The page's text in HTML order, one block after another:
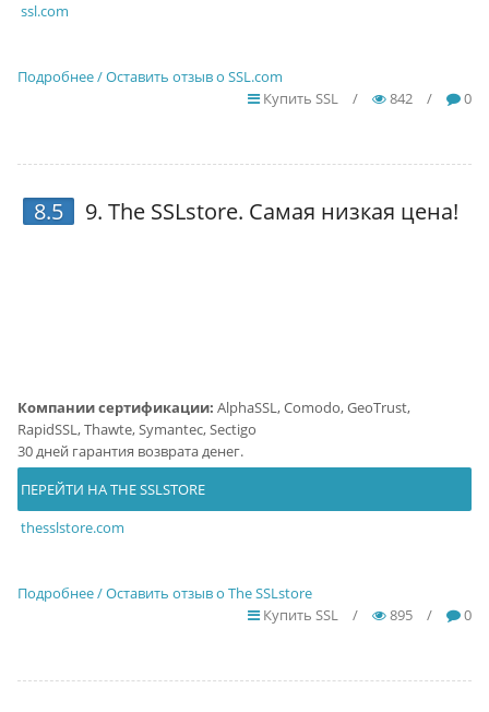
ssl.com
Подробнее / Оставить отзыв о SSL.com
Купить SSL
/ 842 / 0
8.5 9. The SSLstore. Самая низкая цена!
Компании сертификации: AlphaSSL, Comodo, GeoTrust,
RapidSSL, Thawte, Symantec, Sectigo
30 дней гарантия возврата денег.
ПЕРЕЙТИ НА THE SSLSTORE
thesslstore.com
Подробнее / Оставить отзыв о The SSLstore
Купить SSL
/ 895 / 0